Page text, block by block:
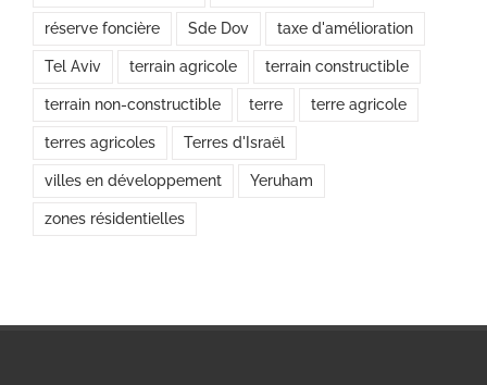
réserve foncière Sde Dov taxe d'amélioration
Tel Aviv terrain agricole terrain constructible
terrain non-constructible terre terre agricole
terres agricoles Terres d'Israël
villes en développement Yeruham
zones résidentielles